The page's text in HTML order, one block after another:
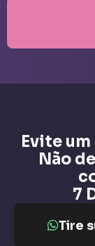
Evite
Não
7
Tire